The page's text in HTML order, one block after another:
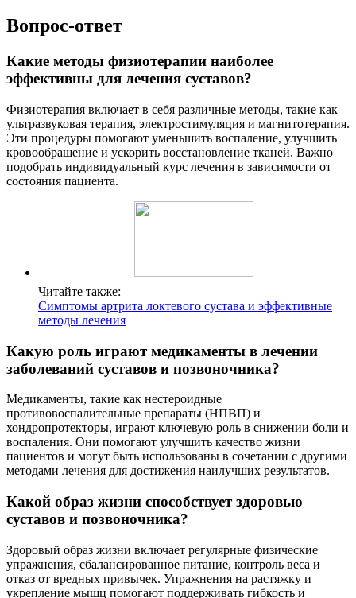
Вопрос-ответ
Какие методы физиотерапии наиболее
эффективны для лечения суставов?
Физиотерапия включает в себя различные методы, такие как
ультразвуковая терапия, электростимуляция и магнитотерапия.
Эти процедуры помогают уменьшить воспаление, улучшить
кровообращение и ускорить восстановление тканей. Важно
подобрать индивидуальный курс лечения в зависимости от
состояния пациента.
Читайте также:
Симптомы артрита локтевого сустава и эффективные
методы лечения
Какую роль играют медикаменты в лечении
заболеваний суставов и позвоночника?
Медикаменты, такие как нестероидные
противовоспалительные препараты (НПВП) и
хондропротекторы, играют ключевую роль в снижении боли и
воспаления. Они помогают улучшить качество жизни
пациентов и могут быть использованы в сочетании с другими
методами лечения для достижения наилучших результатов.
Какой образ жизни способствует здоровью
суставов и позвоночника?
Здоровый образ жизни включает регулярные физические
упражнения, сбалансированное питание, контроль веса и
отказ от вредных привычек. Упражнения на растяжку и
укрепление мышц помогают поддерживать гибкость и